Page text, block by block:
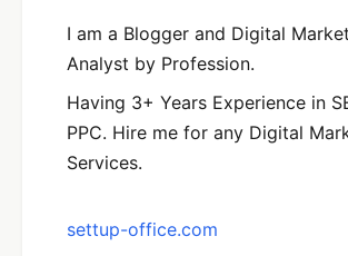
I am a Blogger and Digital
Analyst by Profession.
Having 3+ Years Experience in
PPC. Hire me for any Digital
Services.
settup-office.com